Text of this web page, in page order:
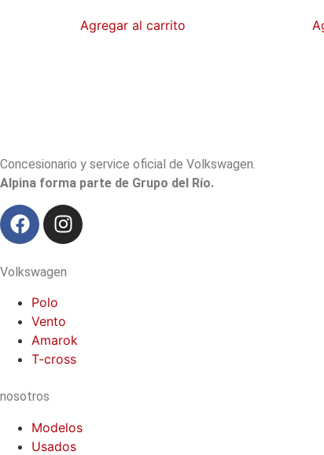
Agregar al carrito
Concesionario y service oficial de Volkswagen.
Alpina forma parte de Grupo del Río.
Volkswagen
Polo
Vento
Amarok
T-cross
nosotros
Modelos
Usados